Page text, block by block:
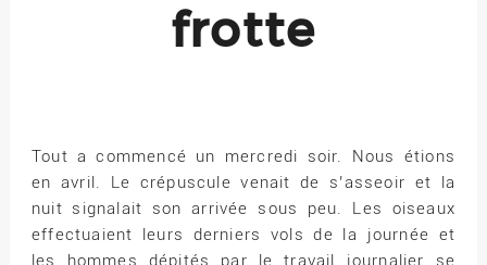
frotte
Tout a commencé un mercredi soir. Nous étions
en avril. Le crépuscule venait de s’asseoir et la
nuit signalait son arrivée sous peu. Les oiseaux
effectuaient leurs derniers vols de la journée et
les hommes dépités par le travail journalier se